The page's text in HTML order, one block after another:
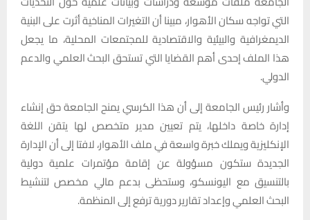
التي تواجه سكان الأهوار، مبينا أن التغيرات المناخية أثرت على البنية
الديمغرافية والبيئية والاقتصادية للمجتمعات المحلية، ما يجعل
هذا الملف إحدى أهم القضايا التي تستحق البحث العلمي والدعم
الدولي.
وأشار رئيس الجامعة إلى أن هذا الكرسي يمنح الجامعة حق إنشاء
إدارة خاصة داخلها، يتم تعيين مدير متخصص لها يتقن اللغة
الإنكليزية ويملك خبرة واسعة في ملف الأهوار، لافتا إلى أن الإدارة
الجديدة ستكون مسؤولة عن إقامة مؤتمرات علمية دولية
بالتنسيق مع اليونسكو، وستحظى بدعم مالي مخصص لتنشيط
البحث العلمي وإعداد تقارير دورية ترفع إلى المنظمة.